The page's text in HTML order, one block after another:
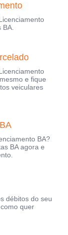
BA.
e fique
veiculares
BA?
BA agora e
débitos do seu
quer